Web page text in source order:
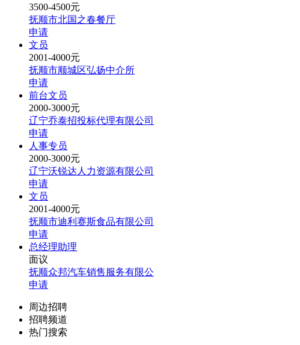
3500-4500元
抚顺市北国之春餐厅
申请
文员
2001-4000元
抚顺市顺城区弘扬中介所
申请
前台文员
2000-3000元
辽宁乔泰招投标代理有限公司
申请
人事专员
2000-3000元
辽宁沃锐达人力资源有限公司
申请
文员
2001-4000元
抚顺市迪利赛斯食品有限公司
申请
总经理助理
面议
抚顺众邦汽车销售服务有限公
申请
周边招聘
招聘频道
热门搜索